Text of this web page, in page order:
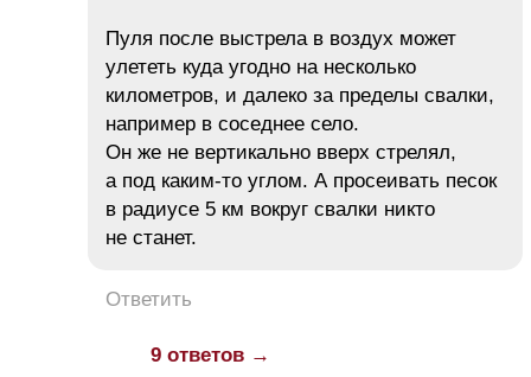
Пуля после выстрела в воздух может
улететь куда угодно на несколько
километров, и далеко за пределы свалки,
например в соседнее село.
Он же не вертикально вверх стрелял,
а под каким-то углом. А просеивать песок
в радиусе 5 км вокруг свалки никто
не станет.
Ответить
9 ответов →